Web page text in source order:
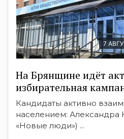
7
На Брянщине идёт
избирательная
Кандидаты активно
населением: Александра
«Новые люди») ...